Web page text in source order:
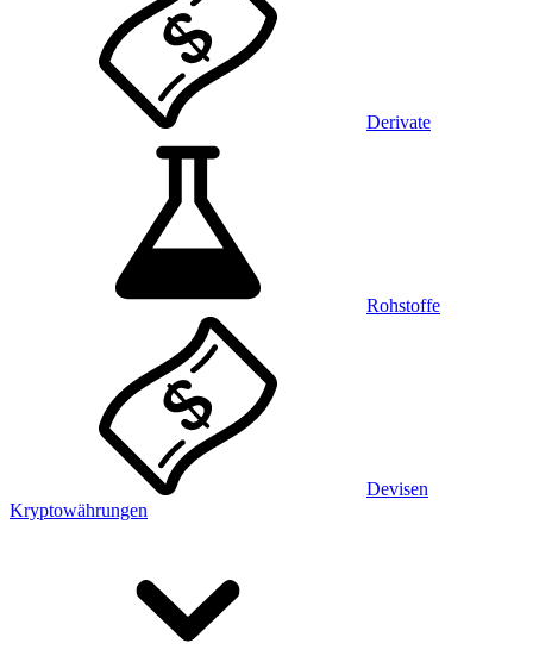
Derivate
Rohstoffe
Devisen
Kryptowährungen